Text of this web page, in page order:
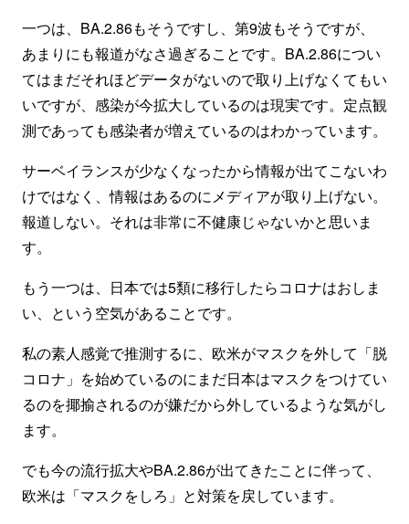
一つは、BA.2.86もそうですし、第9波もそうですが、
あまりにも報道がなさ過ぎることです。BA.2.86につい
てはまだそれほどデータがないので取り上げなくてもい
いですが、感染が今拡大しているのは現実です。定点観
測であっても感染者が増えているのはわかっています。
サーベイランスが少なくなったから情報が出てこないわ
けではなく、情報はあるのにメディアが取り上げない。
報道しない。それは非常に不健康じゃないかと思いま
す。
もう一つは、日本では5類に移行したらコロナはおしま
い、という空気があることです。
私の素人感覚で推測するに、欧米がマスクを外して「脱
コロナ」を始めているのにまだ日本はマスクをつけてい
るのを揶揄されるのが嫌だから外しているような気がし
ます。
でも今の流行拡大やBA.2.86が出てきたことに伴って、
欧米は「マスクをしろ」と対策を戻しています。